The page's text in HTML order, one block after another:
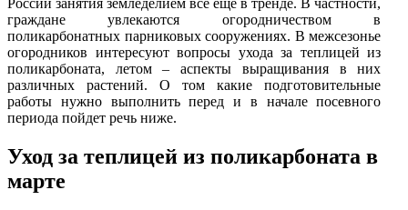
граждане увлекаются огородничеством в
поликарбонатных парниковых сооружениях. В межсезонье
огородников интересуют вопросы ухода за теплицей из
поликарбоната, летом – аспекты выращивания в них
различных растений. О том какие подготовительные
работы нужно выполнить перед и в начале посевного
периода пойдет речь ниже.
Уход за теплицей из поликарбоната в
марте